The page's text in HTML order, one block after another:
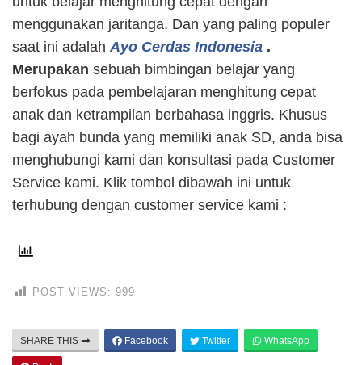
menggunakan jaritanga. Dan yang paling populer
saat ini adalah Ayo Cerdas Indonesia .
Merupakan sebuah bimbingan belajar yang
berfokus pada pembelajaran menghitung cepat
anak dan ketrampilan berbahasa inggris. Khusus
bagi ayah bunda yang memiliki anak SD, anda bisa
menghubungi kami dan konsultasi pada Customer
Service kami. Klik tombol dibawah ini untuk
terhubung dengan customer service kami :
POST VIEWS: 999
SHARE THIS Facebook Twitter WhatsApp